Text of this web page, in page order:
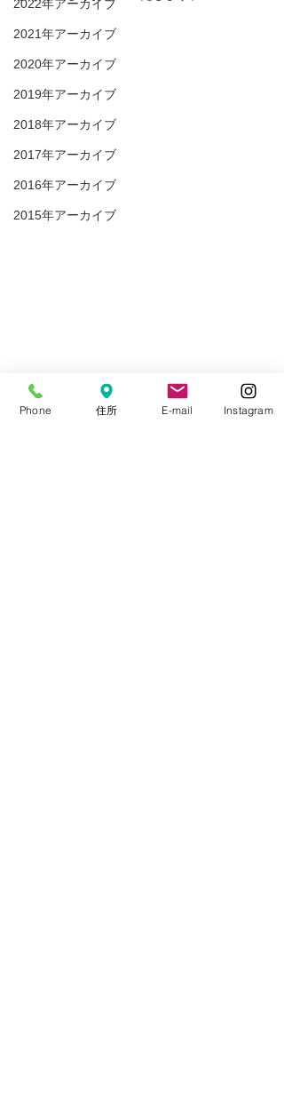
2022年アーカイブ
2021年アーカイブ
2020年アーカイブ
2019年アーカイブ
2018年アーカイブ
2017年アーカイブ
2016年アーカイブ
2015年アーカイブ
Phone 住所 E-mail Instagram